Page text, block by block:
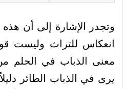
وتجدر الإشارة إلى أن
انعكاس للتراث وليست
معنى الذباب في الحلم
يرى في الذباب الطائر